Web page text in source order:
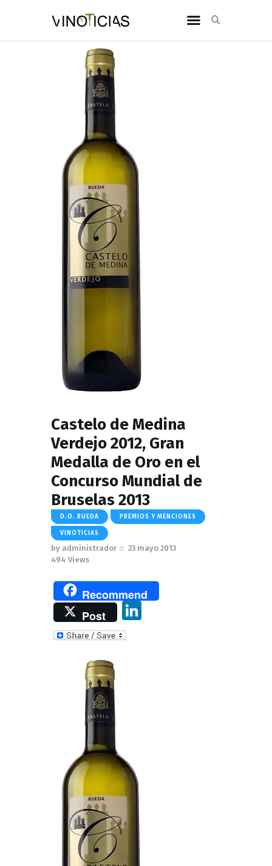
Castelo de Medina
Verdejo 2012, Gran
Medalla de Oro en el
Concurso Mundial de
Bruselas 2013
D.O. RUEDA PREMIOS Y MENCIONES
VINOTICIAS
by administrador
23 mayo 2013
494 Views
Recommend
Post